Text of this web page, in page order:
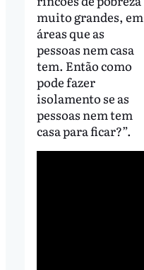
muito grandes, em
áreas que as
pessoas nem casa
tem. Então como
pode fazer
isolamento se as
pessoas nem tem
casa para ficar?”.